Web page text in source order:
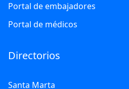
Portal de embajadores
Portal de médicos
Directorios
Santa Marta